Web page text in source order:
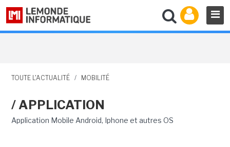
TOUTE L'ACTUALITÉ / MOBILITÉ
/ APPLICATION
Application Mobile Android, Iphone et autres OS